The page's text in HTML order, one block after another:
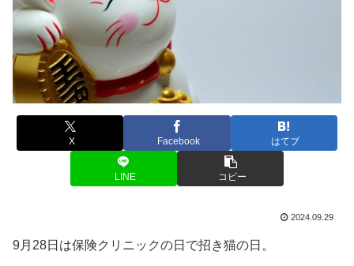
X Facebook はてブ
LINE コピー
2024.09.29
9月28日は保険クリニックの日で招き猫の日。